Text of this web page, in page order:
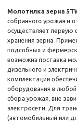
Молотилка зерна
собранного урожая и
осуществляет первую
хранения зерна.
подсобных и
возможна поставка
дизельного и
комплектации
оборудования в
сбора урожая, вне
электросети. Для
(автомобильный или